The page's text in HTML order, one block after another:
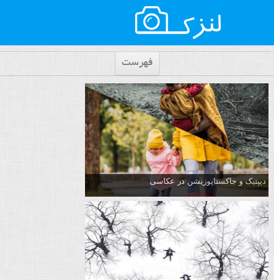
فهرست
دیپتیک و جاکستا‌پوزیشن در عکاسی